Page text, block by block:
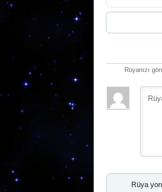
Rüyanızı
Rüya